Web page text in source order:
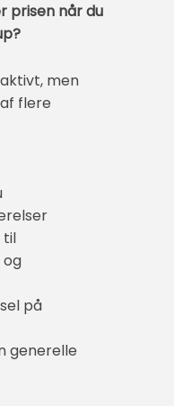
prisen når du
men
flere
til
på
generelle